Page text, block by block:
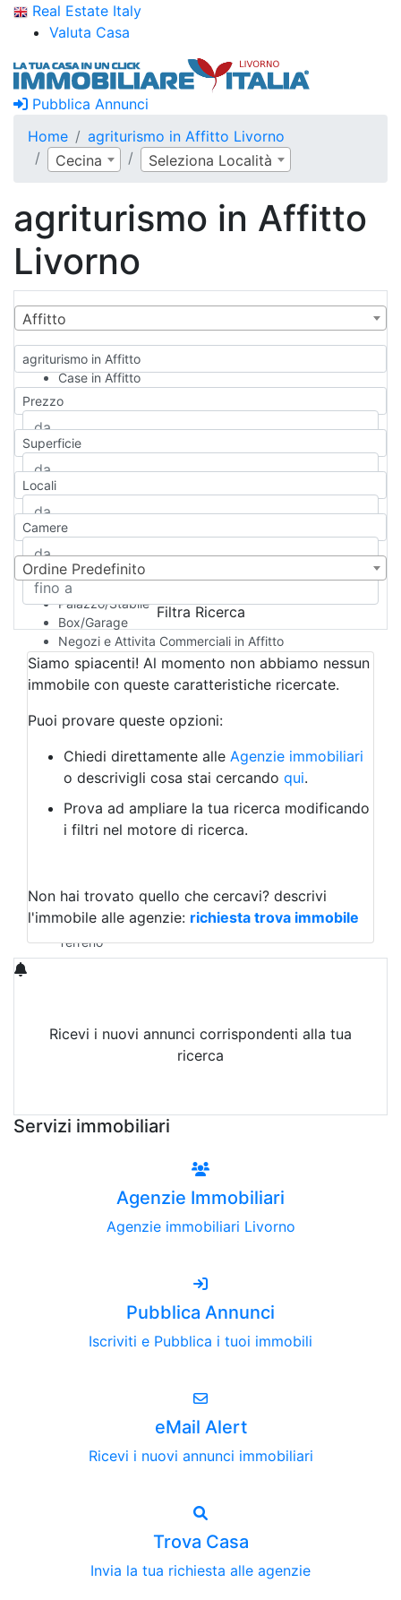
Real Estate Italy
Valuta Casa
Pubblica Annunci
Home
agriturismo in Affitto Livorno
Cecina
Seleziona Località
agriturismo in Affitto
Livorno
Affitto
agriturismo in Affitto
Case in Affitto
Qualsiasi
Appartamento
Casa indipendente
Casa Semi-indipendente
Attico/Mansarda
Rustico/Casale
Camera d'Albergo
Multiproprietà
Palazzo/Stabile
Box/Garage
Negozi e Attivita Commerciali in Affitto
Qualsiasi
Attività/Licenza Commerciale
Azienda Agricola
Bar/Ristorante
Albergo
Laboratorio Artigianale
Negozio/locale commerciale
Agriturismo
Magazzini
Qualsiasi
Terreno edificabile
Terreno
Prezzo
Superficie
Locali
Camere
Ordine Predefinito
Filtra Ricerca
Siamo spiacenti! Al momento non abbiamo nessun
immobile con queste caratteristiche ricercate.
Puoi provare queste opzioni:
Chiedi direttamente alle Agenzie immobiliari
o descrivigli cosa stai cercando qui.
Prova ad ampliare la tua ricerca modificando
i filtri nel motore di ricerca.
Non hai trovato quello che cercavi? descrivi
l'immobile alle agenzie: richiesta trova immobile
Ricevi i nuovi annunci corrispondenti alla tua
ricerca
Servizi immobiliari
Agenzie Immobiliari
Agenzie immobiliari Livorno
Pubblica Annunci
Iscriviti e Pubblica i tuoi immobili
eMail Alert
Ricevi i nuovi annunci immobiliari
Trova Casa
Invia la tua richiesta alle agenzie